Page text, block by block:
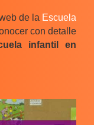
de la Escuela
con detalle
infantil en